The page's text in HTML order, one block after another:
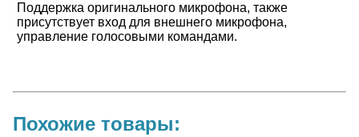
Поддержка оригинального микрофона, также
присутствует вход для внешнего микрофона,
управление голосовыми командами.
Похожие товары: